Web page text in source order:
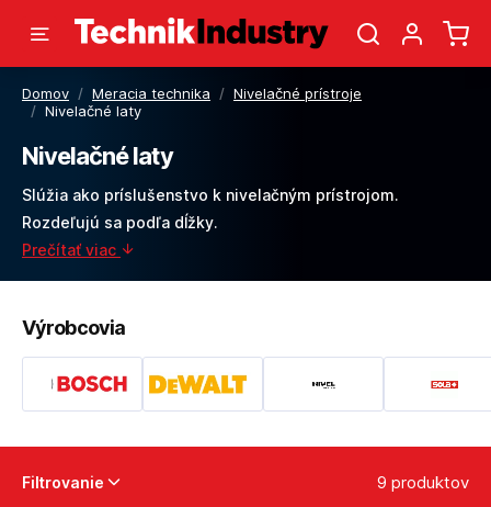
Domov / Meracia technika / Nivelačné prístroje
/ Nivelačné laty
Nivelačné laty
Slúžia ako príslušenstvo k nivelačným prístrojom.
Rozdeľujú sa podľa dĺžky.
Prečítať viac
Výrobcovia
Filtrovanie 9 produktov